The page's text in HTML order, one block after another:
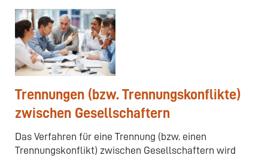
Trennungen (bzw. Trennungskonflikte)
zwischen Gesellschaftern
Das Verfahren für eine Trennung (bzw. einen
Trennungskonflikt) zwischen Gesellschaftern wird